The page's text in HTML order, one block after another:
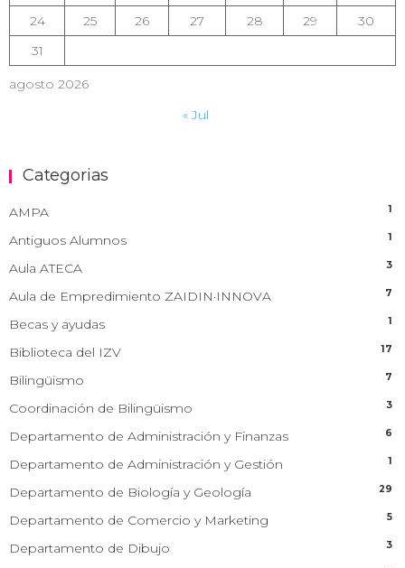
agosto 2026
24 25 26 27 28 29
30
31
« Jul
Categorias
AMPA 1
Antiguos Alumnos 1
Aula ATECA 3
Aula de Empredimiento ZAIDIN·INNOVA 7
Becas y ayudas 1
Biblioteca del IZV 17
Bilingüismo 7
Coordinación de Bilingüismo 3
Departamento de Administración y Finanzas 6
Departamento de Administración y Gestión 1
Departamento de Biología y Geología 29
Departamento de Comercio y Marketing 5
Departamento de Dibujo 3